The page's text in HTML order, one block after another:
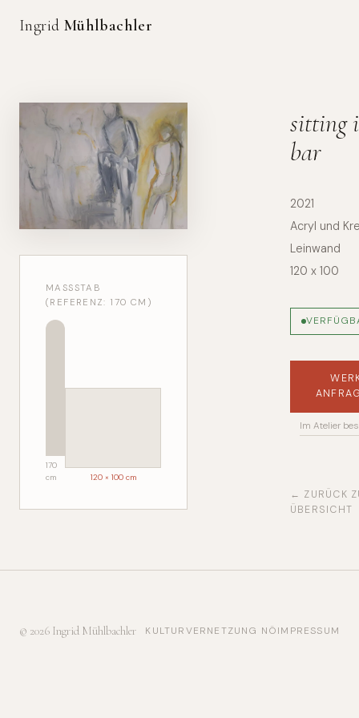
Ingrid Mühlbachler
MASSSTAB (
REFERENZ: 170 CM)
170
cm
120 × 100 cm
sitting
bar
2021
Acryl und
Leinwand
120 x 100
Im Atelier
← ZURÜCK
ÜBERSICHT
© 2026 Ingrid Mühlbachler KULTURVERNETZUNG NÖIMPRESSUM